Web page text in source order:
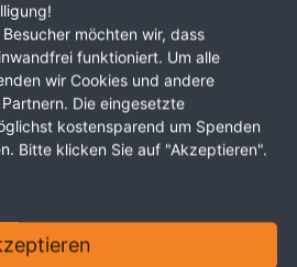
möchten wir, dass
funktioniert. Um alle
wir Cookies und andere
Die eingesetzte
kostensparend um Spenden
Bitte klicken Sie auf "Akzeptieren".